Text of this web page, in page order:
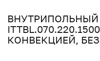
ВНУТРИПОЛЬНЫЙ
КОНВЕКЦИЕЙ,